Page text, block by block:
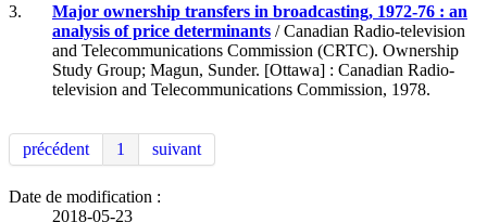
3.
Major ownership transfers in broadcasting, 1972-76 : an
analysis of price determinants / Canadian Radio-television
and Telecommunications Commission (CRTC). Ownership
Study Group; Magun, Sunder. [Ottawa] : Canadian Radio-
television and Telecommunications Commission, 1978.
précédent 1 suivant
Date de modification :
2018-05-23